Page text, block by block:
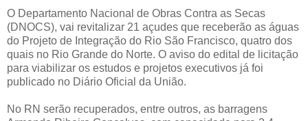
O Departamento Nacional de Obras Contra as Secas
(DNOCS), vai revitalizar 21 açudes que receberão as águas
do Projeto de Integração do Rio São Francisco, quatro dos
quais no Rio Grande do Norte. O aviso do edital de licitação
para viabilizar os estudos e projetos executivos já foi
publicado no Diário Oficial da União.
No RN serão recuperados, entre outros, as barragens